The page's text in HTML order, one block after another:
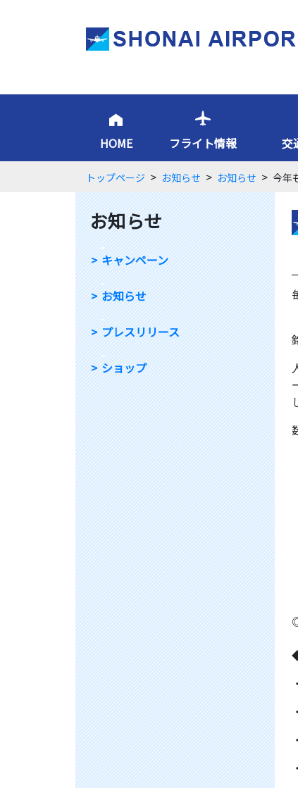
HOME フライト情報 交
トップページ > お知らせ > お知らせ > 今年
お知らせ
-
キャンペーン
-
お知らせ
-
プレスリリース
-
ショップ